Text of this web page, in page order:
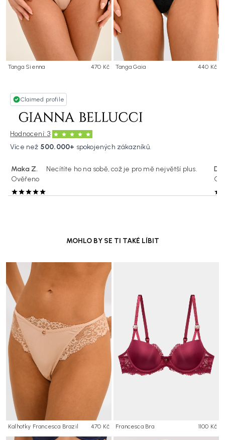
Tanga Sienna 470 Kč Tanga Gaia 440 Kč
Claimed profile
Hodnocení: 3·
Více než 500.000+ spokojených zákazníků.
Maka Z.
Ověřeno
Necítíte ho na sobě, což je pro mě největší plus.
MOHLO BY SE TI TAKÉ LÍBIT
Kalhotky Francesca Brazil 470 Kč Francesca Bra 1100 Kč